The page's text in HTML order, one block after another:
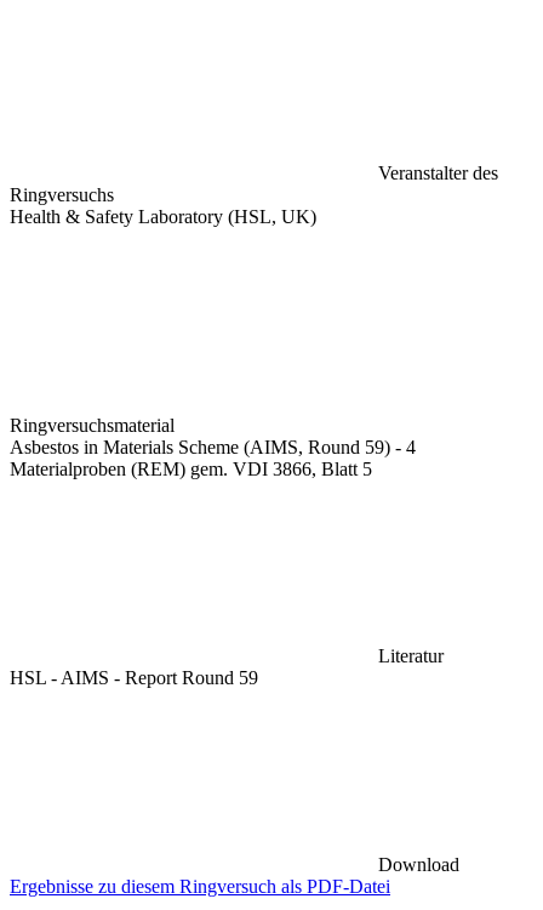
Veranstalter des
Ringversuchs
Health & Safety Laboratory (HSL, UK)
Ringversuchsmaterial
Asbestos in Materials Scheme (AIMS, Round 59) - 4
Materialproben (REM) gem. VDI 3866, Blatt 5
Literatur
HSL - AIMS - Report Round 59
Download
Ergebnisse zu diesem Ringversuch als PDF-Datei